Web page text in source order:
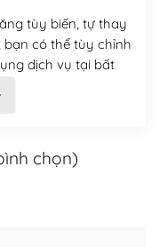
tùy biến, tự thay
bạn có thể tùy chỉnh
dịch vụ tại bất
chọn)